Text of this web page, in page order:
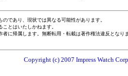
のであり、現状では異なる可能性があります。
ことはいたしかねます。
者に帰属します。無断転用・転載は著作権法違反とな
Copyright (c) 2007 Impress Watch